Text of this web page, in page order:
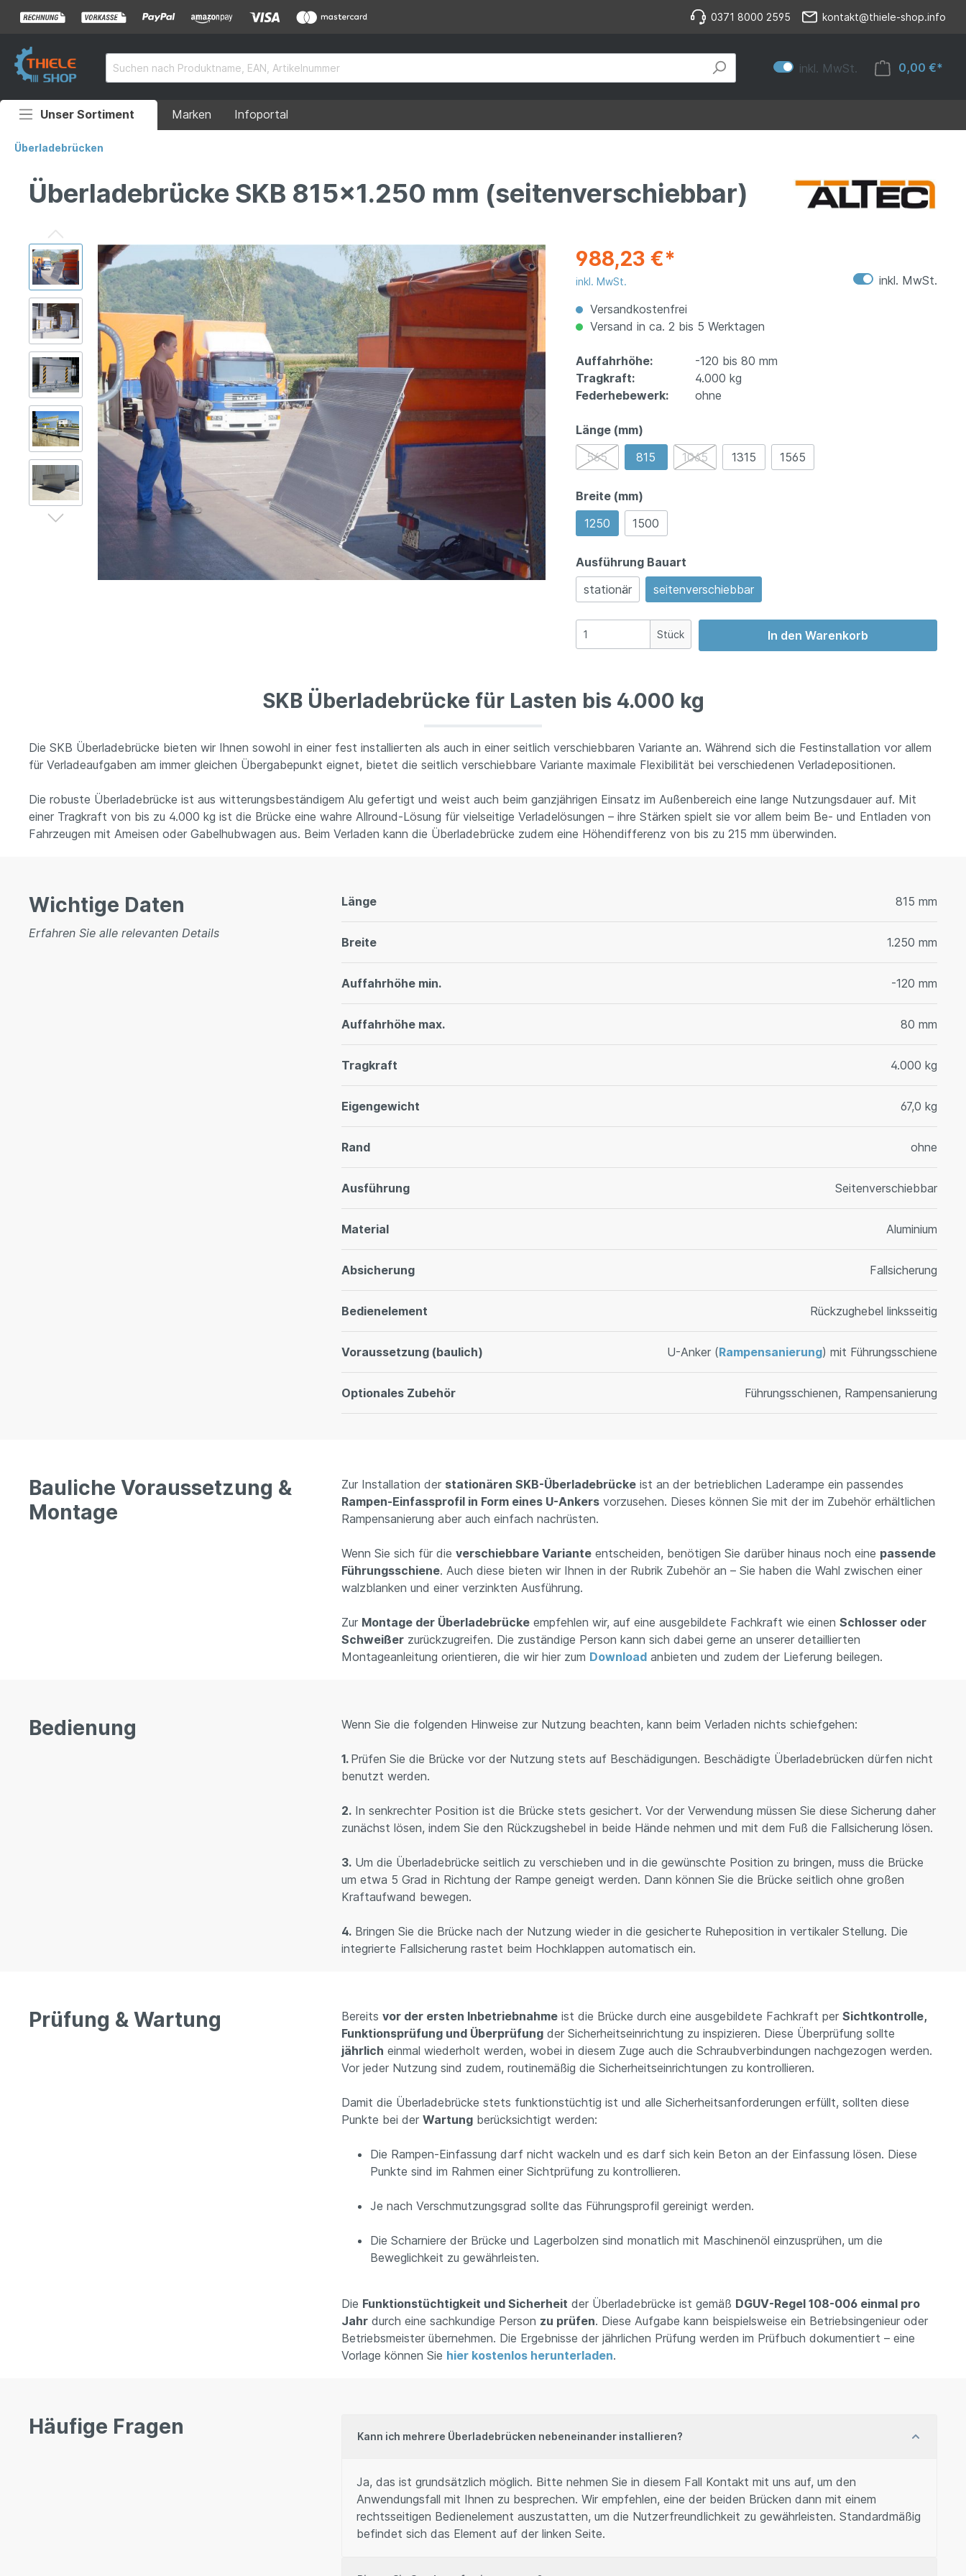
0371 8000 2595 kontakt@thiele-shop.info
inkl. MwSt. 0,00 €*
Unser Sortiment Marken Infoportal
Auffahrrampen
Rollstuhlrampen
Grubenabdeckungen
Absperrtechnik
Gerüsttechnik
Leitern
Lagertechnik
Hubgeräte
Lkw-Enteisung
Zubehör
Überladebrücken
Überladebrücke SKB 815x1.250 mm (seitenverschiebbar)
988,23 €*
inkl. MwSt.
inkl. MwSt.
Versandkostenfrei
Versand in ca. 2 bis 5 Werktagen
Auffahrhöhe:
-120 bis 80 mm
Tragkraft:
4.000 kg
Federhebewerk:
ohne
Länge (mm)
565
815 1065 1315 1565
Breite (mm)
1250
1500
Ausführung Bauart
stationär
seitenverschiebbar
Stück In den Warenkorb
SKB Überladebrücke für Lasten bis 4.000 kg
Die SKB Überladebrücke bieten wir Ihnen sowohl in einer fest installierten als auch in einer seitlich verschiebbaren Variante an. Während sich die Festinstallation vor allem
für Verladeaufgaben am immer gleichen Übergabepunkt eignet, bietet die seitlich verschiebbare Variante maximale Flexibilität bei verschiedenen Verladepositionen.
Die robuste Überladebrücke ist aus witterungsbeständigem Alu gefertigt und weist auch beim ganzjährigen Einsatz im Außenbereich eine lange Nutzungsdauer auf. Mit
einer Tragkraft von bis zu 4.000 kg ist die Brücke eine wahre Allround-Lösung für vielseitige Verladelösungen – ihre Stärken spielt sie vor allem beim Be- und Entladen von
Fahrzeugen mit Ameisen oder Gabelhubwagen aus. Beim Verladen kann die Überladebrücke zudem eine Höhendifferenz von bis zu 215 mm überwinden.
Wichtige Daten
Erfahren Sie alle relevanten Details
Länge 815 mm
Breite 1.250 mm
Auffahrhöhe min. -120 mm
Auffahrhöhe max. 80 mm
Tragkraft 4.000 kg
Eigengewicht 67,0 kg
Rand ohne
Ausführung Seitenverschiebbar
Material Aluminium
Absicherung Fallsicherung
Bedienelement Rückzughebel linksseitig
Voraussetzung (baulich) U-Anker (Rampensanierung) mit Führungsschiene
Optionales Zubehör Führungsschienen, Rampensanierung
Bauliche Voraussetzung &
Montage
Zur Installation der stationären SKB-Überladebrückeist an der betrieblichen Laderampe ein passendes
Rampen-Einfassprofil in Form eines U-Ankersvorzusehen. Dieses können Sie mit der im Zubehör erhältlichen
Rampensanierung aber auch einfach nachrüsten.
Wenn Sie sich für die verschiebbare Varianteentscheiden, benötigen Sie darüber hinaus noch eine passende
Führungsschiene. Auch diese bieten wir Ihnen in der Rubrik Zubehör an – Sie haben die Wahl zwischen einer
walzblanken und einer verzinkten Ausführung.
Zur Montage der Überladebrückeempfehlen wir, auf eine ausgebildete Fachkraft wie einen Schlosser oder
Schweißerzurückzugreifen. Die zuständige Person kann sich dabei gerne an unserer detaillierten
Montageanleitung orientieren, die wir hier zum Downloadanbieten und zudem der Lieferung beilegen.
Bedienung Wenn Sie die folgenden Hinweise zur Nutzung beachten, kann beim Verladen nichts schiefgehen:
1. Prüfen Sie die Brücke vor der Nutzung stets auf Beschädigungen. Beschädigte Überladebrücken dürfen nicht
benutzt werden.
2.In senkrechter Position ist die Brücke stets gesichert. Vor der Verwendung müssen Sie diese Sicherung daher
zunächst lösen, indem Sie den Rückzugshebel in beide Hände nehmen und mit dem Fuß die Fallsicherung lösen.
3.Um die Überladebrücke seitlich zu verschieben und in die gewünschte Position zu bringen, muss die Brücke
um etwa 5 Grad in Richtung der Rampe geneigt werden. Dann können Sie die Brücke seitlich ohne großen
Kraftaufwand bewegen.
4.Bringen Sie die Brücke nach der Nutzung wieder in die gesicherte Ruheposition in vertikaler Stellung. Die
integrierte Fallsicherung rastet beim Hochklappen automatisch ein.
Prüfung & Wartung Bereits vor der ersten Inbetriebnahmeist die Brücke durch eine ausgebildete Fachkraft per Sichtkontrolle,
Funktionsprüfung und Überprüfungder Sicherheitseinrichtung zu inspizieren. Diese Überprüfung sollte
jährlich einmal wiederholt werden, wobei in diesem Zuge auch die Schraubverbindungen nachgezogen werden.
Vor jeder Nutzung sind zudem, routinemäßig die Sicherheitseinrichtungen zu kontrollieren.
Damit die Überladebrücke stets funktionstüchtig ist und alle Sicherheitsanforderungen erfüllt, sollten diese
Punkte bei der Wartungberücksichtigt werden:
Die Rampen-Einfassung darf nicht wackeln und es darf sich kein Beton an der Einfassung lösen. Diese
Punkte sind im Rahmen einer Sichtprüfung zu kontrollieren.
Je nach Verschmutzungsgrad sollte das Führungsprofil gereinigt werden.
Die Scharniere der Brücke und Lagerbolzen sind monatlich mit Maschinenöl einzusprühen, um die
Beweglichkeit zu gewährleisten.
Die Funktionstüchtigkeit und Sicherheit der Überladebrücke ist gemäß DGUV-Regel 108-006 einmal pro
Jahrdurch eine sachkundige Person zu prüfen. Diese Aufgabe kann beispielsweise ein Betriebsingenieur oder
Betriebsmeister übernehmen. Die Ergebnisse der jährlichen Prüfung werden im Prüfbuch dokumentiert – eine
Vorlage können Sie hier kostenlos herunterladen.
Häufige Fragen Kann ich mehrere Überladebrücken nebeneinander installieren?
Ja, das ist grundsätzlich möglich. Bitte nehmen Sie in diesem Fall Kontakt mit uns auf, um den
Anwendungsfall mit Ihnen zu besprechen. Wir empfehlen, eine der beiden Brücken dann mit einem
rechtsseitigen Bedienelement auszustatten, um die Nutzerfreundlichkeit zu gewährleisten. Standardmäßig
befindet sich das Element auf der linken Seite.